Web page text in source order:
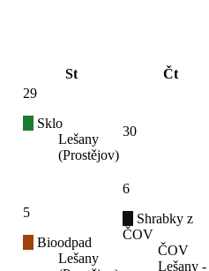
St
Čt
29
Sklo
Lešany
(Prostějov)
30
5
Bioodpad
Lešany
6
Shrabky z
ČOV
ČOV
Lešany -